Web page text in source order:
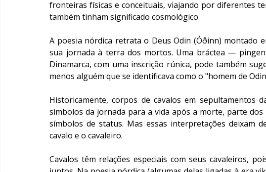
fronteiras físicas e conceituais, viajando por diferentes
também tinham significado cosmológico.
A poesia nórdica retrata o Deus Odin (Óðinn) montado
sua jornada à terra dos mortos. Uma bráctea —
Dinamarca, com uma inscrição rúnica, pode também
menos alguém que se identificava como o "homem de
Historicamente, corpos de cavalos em sepultamentos
símbolos da jornada para a vida após a morte, parte
símbolos de status. Mas essas interpretações
cavalo e o cavaleiro.
Cavalos têm relações especiais com seus cavaleiros,